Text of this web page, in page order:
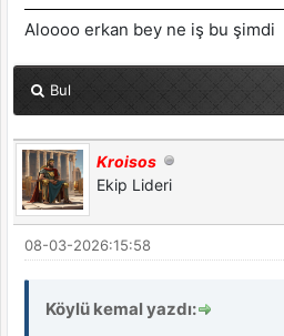
Aloooo erkan bey ne iş bu şimdi
Bul
Kroisos
Ekip Lideri
08-03-2026:15:58
Köylü kemal yazdı: